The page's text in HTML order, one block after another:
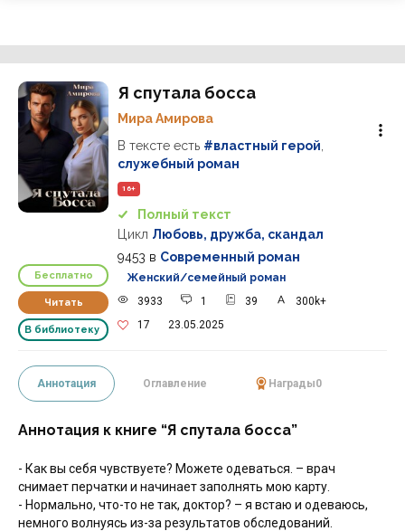
Бесплатно
Читать
В библиотеку
Я спутала босса
Мира Амирова
В тексте есть #властный герой
служебный роман
16+
Полный текст
Цикл Любовь, дружба, скандал
9453 в Современный роман
Женский/семейный роман
3933
1 39
300k+
17
23.05.2025
Аннотация Оглавление Награды0
Аннотация к книге “Я спутала босса”
- Как вы себя чувствуете? Можете одеваться. – врач
снимает перчатки и начинает заполнять мою карту.
- Нормально, что-то не так, доктор? – я встаю и одеваюсь,
немного волнуясь из-за результатов обследований.